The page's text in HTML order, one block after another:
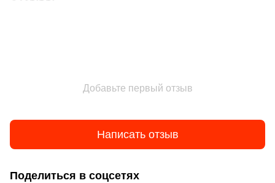
Добавьте первый отзыв
Написать отзыв
Поделиться в соцсетях